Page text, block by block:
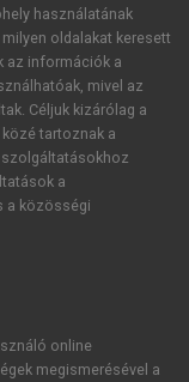
használatának
oldalakat keresett
az információk a
mivel az
Céljuk kizárólag a
tartoznak a
a
a közösségi
online
megismerésével a